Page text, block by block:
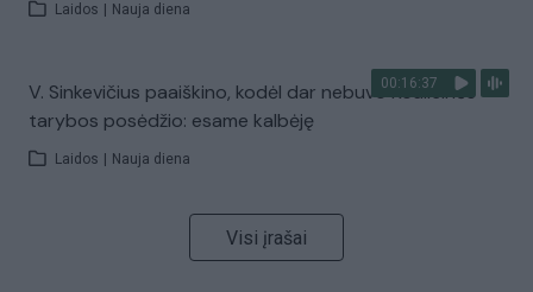
Laidos Nauja diena
00:16:37
V. Sinkevičius paaiškino, kodėl dar nebuvo Koalicinės
tarybos posėdžio: esame kalbėję
Laidos Nauja diena
Visi įrašai